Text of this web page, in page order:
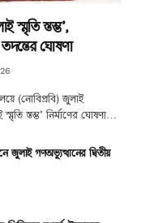
স্মৃতি স্তম্ভ’,
ঘোষণা
(নোবিপ্রবি) জুলাই
স্তম্ভ’ নির্মাণের ঘোষণা…
জুলাই গণঅভ্যুত্থানের দ্বিতীয়